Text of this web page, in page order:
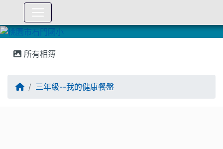
所有相簿
三年級--我的健康餐盤